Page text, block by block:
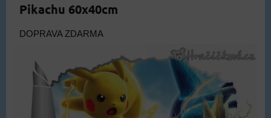
Pikachu 60x40cm
DOPRAVA ZDARMA